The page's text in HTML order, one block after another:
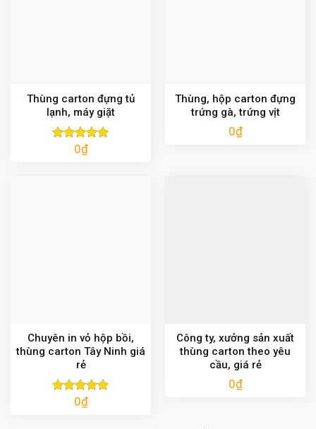
Thùng carton đựng tủ
lạnh, máy giặt
Được xếp
0₫
Thùng, hộp carton đựng
trứng gà, trứng vịt
0₫
Chuyên in vỏ hộp bồi,
thùng carton Tây Ninh giá
rẻ
Được xếp
0₫
Công ty, xưởng sản xuất
thùng carton theo yêu
cầu, giá rẻ
0₫